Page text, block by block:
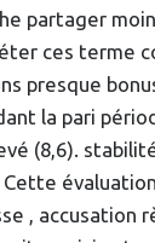
partager
ces terme
presque
la pari
(8,6).
, accusation